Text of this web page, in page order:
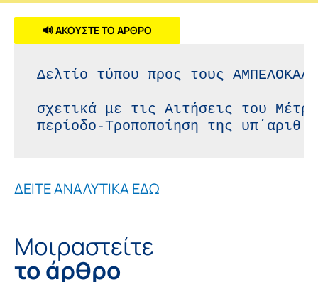
🔊 ΑΚΟΥΣΤΕ ΤΟ ΑΡΘΡΟ
Δελτίο τύπου προς τους
σχετικά με τις Αιτήσεις του
περίοδο-Τροποποίηση της υπ΄αριθ
ΔΕΙΤΕ ΑΝΑΛΥΤΙΚΑ ΕΔΩ
Μοιραστείτε
το άρθρο